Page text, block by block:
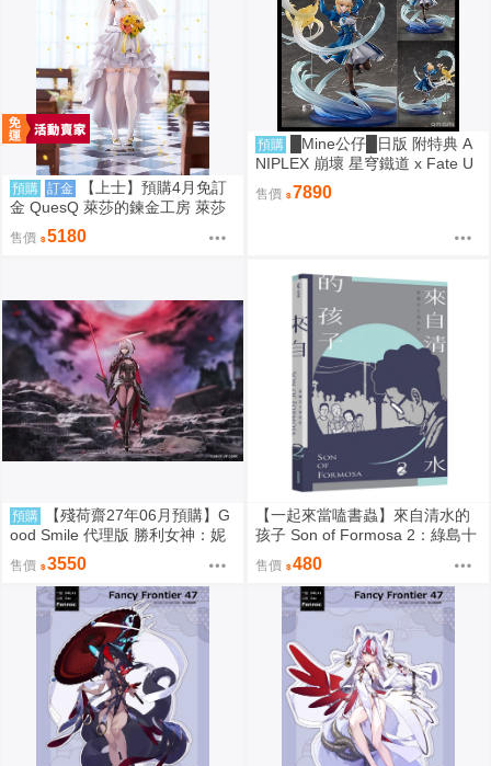
預購 訂金
【上士】預購4月免訂
金 QuesQ 萊莎的鍊金工房 萊莎
琳 斯托特 婚紗禮服Ver 1/7 1111
售價 5180
預購
█Mine公仔█日版 附特典 A
NIPLEX 崩壞 星穹鐵道 x Fate U
BW 無限劍制 Saber 1/7 PVC
售價 7890
預購
【殘荷齋27年06月預購】G
ood Smile 代理版 勝利女神：妮
姬 紅蓮：暗影 Hyper Body 可動
0917
售價 3550
【一起來當嗑書蟲】來自清水的
孩子 Son of Formosa 2：綠島十
售價 480